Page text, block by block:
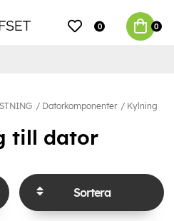
0 0
Datorkomponenter Kylning
till dator
Sortera